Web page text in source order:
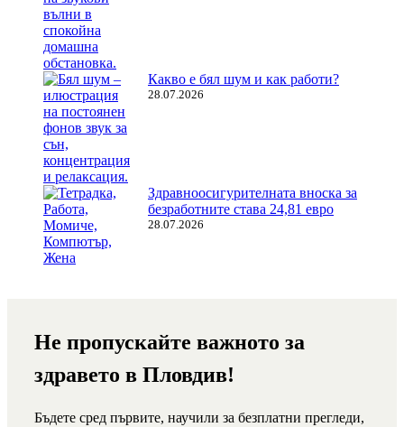
Какво е бял шум и как работи?
28.07.2026
Здравноосигурителната вноска за
безработните става 24,81 евро
28.07.2026
Не пропускайте важното за
здравето в Пловдив!
Бъдете сред първите, научили за безплатни прегледи,